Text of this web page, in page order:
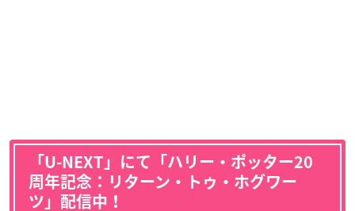
「U-NEXT」にて「ハリー・ポッター20
周年記念：リターン・トゥ・ホグワー
ツ」配信中！